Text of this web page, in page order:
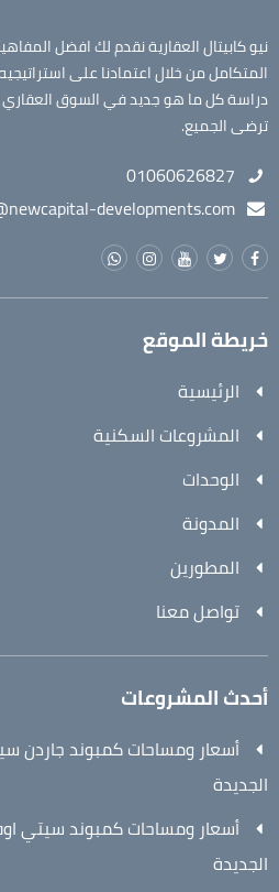
نيو كابيتال العقارية نقدم لك افضل
المتكامل من خلال اعتمادنا على
دراسة كل ما هو جديد في السوق العقاري
ترضى الجميع.
01060626827
developments.com
خريطة الموقع
الرئيسية
المشروعات السكنية
الوحدات
المدونة
المطورين
تواصل معنا
أحدث المشروعات
أسعار ومساحات كمبوند جاردن
الجديدة
أسعار ومساحات كمبوند سيتي
الجديدة